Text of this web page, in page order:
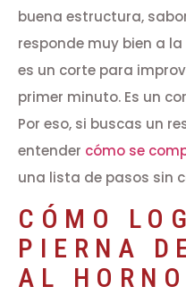
buena estructura,
responde muy bien a
es un corte para
primer minuto. Es un
Por eso, si buscas un
entender cómo se
una lista de pasos sin
CÓMO
PIERNA
AL